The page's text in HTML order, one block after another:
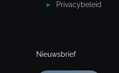
Privacybeleid
Nieuwsbrief